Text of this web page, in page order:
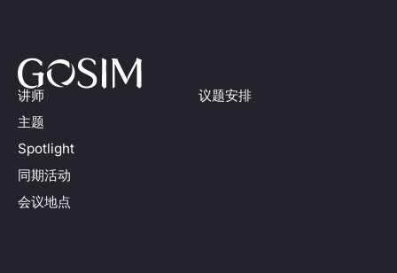
讲师
主题
Spotlight
同期活动
会议地点
议题安排